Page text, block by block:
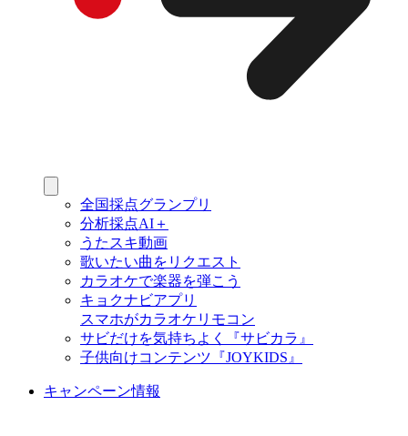
全国採点グランプリ
分析採点AI＋
うたスキ動画
歌いたい曲をリクエスト
カラオケで楽器を弾こう
キョクナビアプリ
スマホがカラオケリモコン
サビだけを気持ちよく『サビカラ』
子供向けコンテンツ『JOYKIDS』
キャンペーン情報